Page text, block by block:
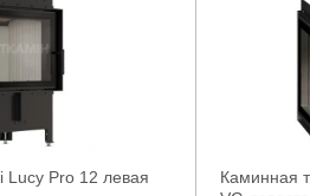
Lucy Pro 12 левая
Каминная